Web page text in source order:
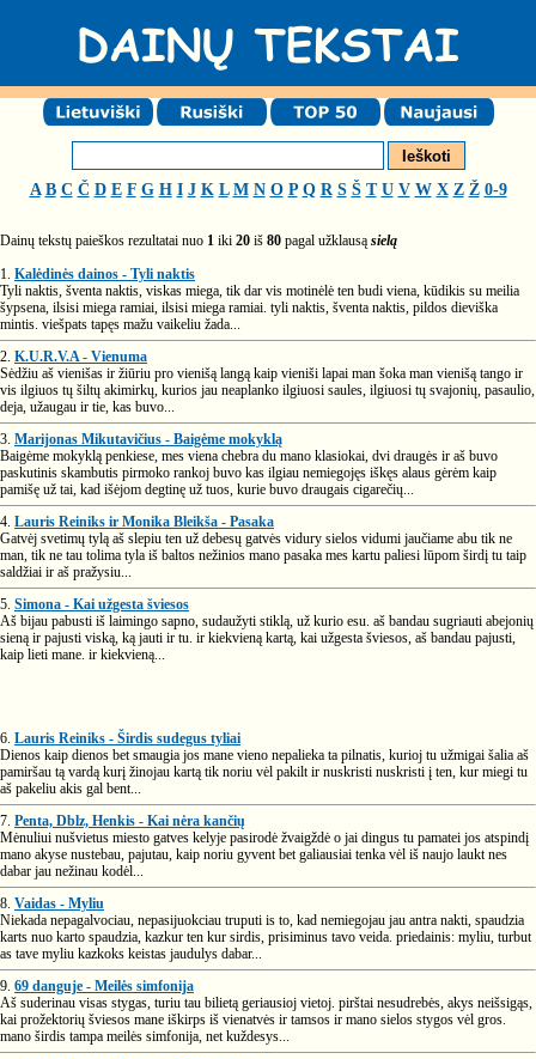
A B C Č D E F G H I J K L M N O P Q R S Š T U V W X Z Ž 0-9
Dainų tekstų paieškos rezultatai nuo 1 iki 20 iš 80 pagal užklausą sielą
1. Kalėdinės dainos - Tyli naktis
Tyli naktis, šventa naktis, viskas miega, tik dar vis motinėlė ten budi viena, kūdikis su meilia
šypsena, ilsisi miega ramiai, ilsisi miega ramiai. tyli naktis, šventa naktis, pildos dieviška
mintis. viešpats tapęs mažu vaikeliu žada...
2. K.U.R.V.A - Vienuma
Sėdžiu aš vienišas ir žiūriu pro vienišą langą kaip vieniši lapai man šoka man vienišą tango ir
vis ilgiuos tų šiltų akimirkų, kurios jau neaplanko ilgiuosi saules, ilgiuosi tų svajonių, pasaulio,
deja, užaugau ir tie, kas buvo...
3. Marijonas Mikutavičius - Baigėme mokyklą
Baigėme mokyklą penkiese, mes viena chebra du mano klasiokai, dvi draugės ir aš buvo
paskutinis skambutis pirmoko rankoj buvo kas ilgiau nemiegojęs iškęs alaus gėrėm kaip
pamišę už tai, kad išėjom degtinę už tuos, kurie buvo draugais cigarečių...
4. Lauris Reiniks ir Monika Bleikša - Pasaka
Gatvėj svetimų tylą aš slepiu ten už debesų gatvės vidury sielos vidumi jaučiame abu tik ne
man, tik ne tau tolima tyla iš baltos nežinios mano pasaka mes kartu paliesi lūpom širdį tu taip
saldžiai ir aš pražysiu...
5. Simona - Kai užgesta šviesos
Aš bijau pabusti iš laimingo sapno, sudaužyti stiklą, už kurio esu. aš bandau sugriauti abejonių
sieną ir pajusti viską, ką jauti ir tu. ir kiekvieną kartą, kai užgesta šviesos, aš bandau pajusti,
kaip lieti mane. ir kiekvieną...
6. Lauris Reiniks - Širdis sudegus tyliai
Dienos kaip dienos bet smaugia jos mane vieno nepalieka ta pilnatis, kurioj tu užmigai šalia aš
pamiršau tą vardą kurį žinojau kartą tik noriu vėl pakilt ir nuskristi nuskristi į ten, kur miegi tu
aš pakeliu akis gal bent...
7. Penta, Dblz, Henkis - Kai nėra kančių
Mėnuliui nušvietus miesto gatves kelyje pasirodė žvaigždė o jai dingus tu pamatei jos atspindį
mano akyse nustebau, pajutau, kaip noriu gyvent bet galiausiai tenka vėl iš naujo laukt nes
dabar jau nežinau kodėl...
8. Vaidas - Myliu
Niekada nepagalvociau, nepasijuokciau truputi is to, kad nemiegojau jau antra nakti, spaudzia
karts nuo karto spaudzia, kazkur ten kur sirdis, prisiminus tavo veida. priedainis: myliu, turbut
as tave myliu kazkoks keistas jaudulys dabar...
9. 69 danguje - Meilės simfonija
Aš suderinau visas stygas, turiu tau bilietą geriausioj vietoj. pirštai nesudrebės, akys neišsigąs,
kai prožektorių šviesos mane iškirps iš vienatvės ir tamsos ir mano sielos stygos vėl gros.
mano širdis tampa meilės simfonija, net kuždesys...